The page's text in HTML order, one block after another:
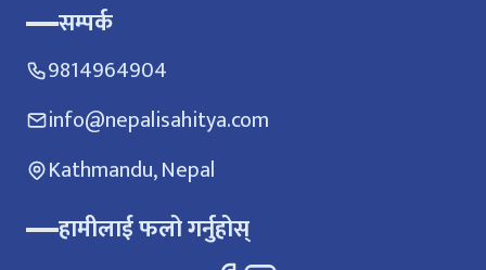
सम्पर्क
9814964904
info@nepalisahitya.com
Kathmandu, Nepal
हामीलाई फलो गर्नुहोस्